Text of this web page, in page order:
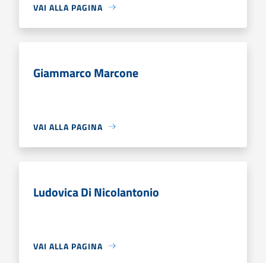
VAI ALLA PAGINA
Giammarco Marcone
VAI ALLA PAGINA
Ludovica Di Nicolantonio
VAI ALLA PAGINA